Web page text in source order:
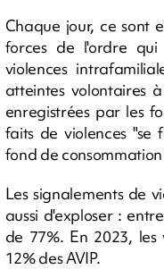
Chaque jour, ce sont
forces de l'ordre
violences
atteintes volontaires
enregistrées par les
faits de violences "se
fond de
Les signalements de
aussi d'exploser :
de 77%. En 2023, les
12% des AVIP.